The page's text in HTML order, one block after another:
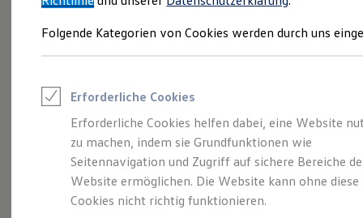
Volkswagen Marktplatz
Junge Gebrauchtwagen und Gebrauchtwagen
Saisonangebote
Leasing
Leasing-Angebote
Gebrauchtwagen Leasing
Junge Gebrauchtwagen-Leasing
Elektroauto Leasing
Kleinwagen-Leasing
Leasing ohne Anzahlung
Der T-Roc
Folgende Kategorien von Cookies werden durch uns
Erforderliche Cookies
Erforderliche Cookies helfen dabei, eine Website
zu machen, indem sie Grundfunktionen wie
Seitennavigation und Zugriff auf sichere Bereiche
Website ermöglichen. Die Website kann ohne diese
Cookies nicht richtig funktionieren.